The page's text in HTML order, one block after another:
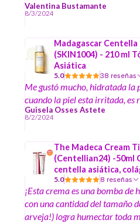
exquisito, ademas que te deja
vez q te lo aplicas, chao rojeces
Valentina Bustamante
8/3/2024
Madagascar
(SKIN1004) - 210 ml
Asiática
5.0 38 reseñas
Me gustó mucho, hidratada la
cuando la piel esta irritada, es
Guisela Osses Astete
8/2/2024
The Madeca Cream
(Centellian24) -50ml
centella asiática,
5.0 8 reseñas
¡Esta crema es una bomba
con una cantidad del tamaño
arveja!) logra humectar toda